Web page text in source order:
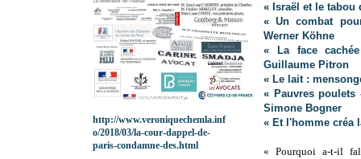
« Israël et le tabou
« Un combat
Werner Köhne
« La face
Guillaume Pitron
« Le lait :
« Pauvres
Simone Bogner
« Et l'homme créa
« Pourquoi a-t-il
http://www.veroniquechemla.inf
o/2018/03/la-cour-dappel-de-
paris-condamne-des.html